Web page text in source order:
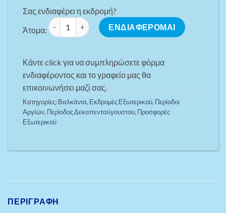
Σας ενδιαφέρει η εκδρομή?
Άτομα:
ΔΕΚΑΠΕΝΤΑΥΓΟΥΣΤΟΣ 4**** ΣΤΗ ΡΟΥΜΑΝΙΑ:
ΕΝΔΙΑΦΕΡΟΜΑΙ
Κάντε click για να συμπληρώσετε φόρμα
ενδιαφέροντος και το γραφείο μας θα
επικοινωνήσει μαζί σας.
Κατηγορίες:Βαλκάνια, Εκδρομές Εξωτερικού, Περίοδοι
Αργίών, Περίοδος Δεκαπενταύγουστου, Προσφορές
Εξωτερικού
ΠΕΡΙΓΡΑΦΉ